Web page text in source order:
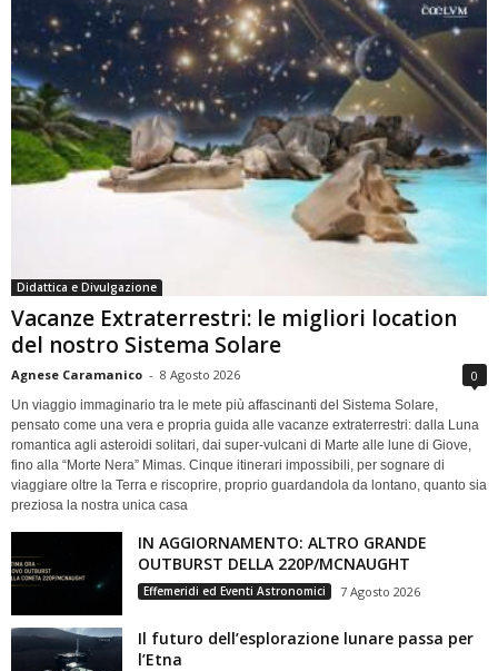
Didattica e Divulgazione
Vacanze Extraterrestri: le migliori location
del nostro Sistema Solare
Agnese Caramanico - 8 Agosto 2026 0
Un viaggio immaginario tra le mete più affascinanti del Sistema Solare,
pensato come una vera e propria guida alle vacanze extraterrestri: dalla Luna
romantica agli asteroidi solitari, dai super-vulcani di Marte alle lune di Giove,
fino alla “Morte Nera” Mimas. Cinque itinerari impossibili, per sognare di
viaggiare oltre la Terra e riscoprire, proprio guardandola da lontano, quanto sia
preziosa la nostra unica casa
IN AGGIORNAMENTO: ALTRO GRANDE
OUTBURST DELLA 220P/MCNAUGHT
Effemeridi ed Eventi Astronomici 7 Agosto 2026
Il futuro dell’esplorazione lunare passa per
l’Etna